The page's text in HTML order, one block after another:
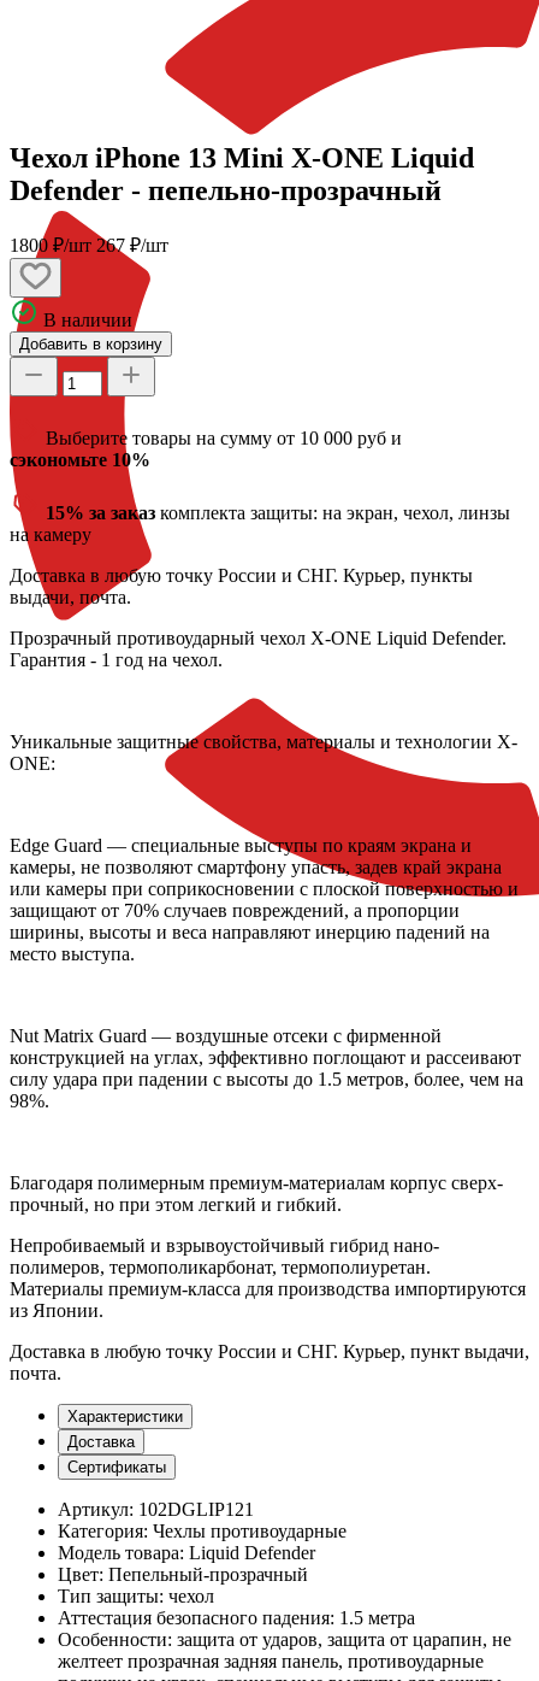
Чехол iPhone 13 Mini X-ONE Liquid
Defender - пепельно-прозрачный
1800 ₽/шт 267 ₽/шт
В наличии
Добавить в корзину
Выберите товары на сумму от 10 000 руб и
сэкономьте 10%
15% за заказ комплекта защиты: на экран, чехол, линзы
на камеру
Доставка в любую точку России и СНГ. Курьер, пункты
выдачи, почта.
Прозрачный противоударный чехол X-ONE Liquid Defender.
Гарантия - 1 год на чехол.
Уникальные защитные свойства, материалы и технологии X-
ONE:
Edge Guard — специальные выступы по краям экрана и
камеры, не позволяют смартфону упасть, задев край экрана
или камеры при соприкосновении с плоской поверхностью и
защищают от 70% случаев повреждений, а пропорции
ширины, высоты и веса направляют инерцию падений на
место выступа.
Nut Matrix Guard — воздушные отсеки с фирменной
конструкцией на углах, эффективно поглощают и рассеивают
силу удара при падении с высоты до 1.5 метров, более, чем на
98%.
Благодаря полимерным премиум-материалам корпус сверх-
прочный, но при этом легкий и гибкий.
Непробиваемый и взрывоустойчивый гибрид нано-
полимеров, термополикарбонат, термополиуретан.
Материалы премиум-класса для производства импортируются
из Японии.
Доставка в любую точку России и СНГ. Курьер, пункт выдачи,
почта.
Характеристики
Доставка
Сертификаты
Артикул: 102DGLIP121
Категория: Чехлы противоударные
Модель товара: Liquid Defender
Цвет: Пепельный-прозрачный
Тип защиты: чехол
Аттестация безопасного падения: 1.5 метра
Особенности: защита от ударов, защита от царапин, не
желтеет прозрачная задняя панель, противоударные